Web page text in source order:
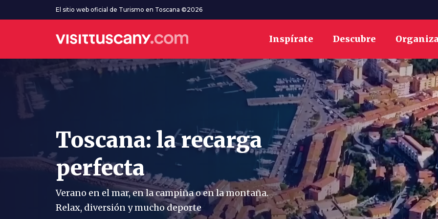
Ve al contenido principalEl sitio web oficial de Turismo en Toscana ©2026
Inspírate Descubre Organiza
Toscana: la recarga
perfecta
Verano en el mar, en la campiña o en la montaña.
Relax, diversión y mucho deporte